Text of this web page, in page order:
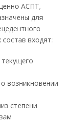
АСПТ,
для
входят:
возникновении
степени